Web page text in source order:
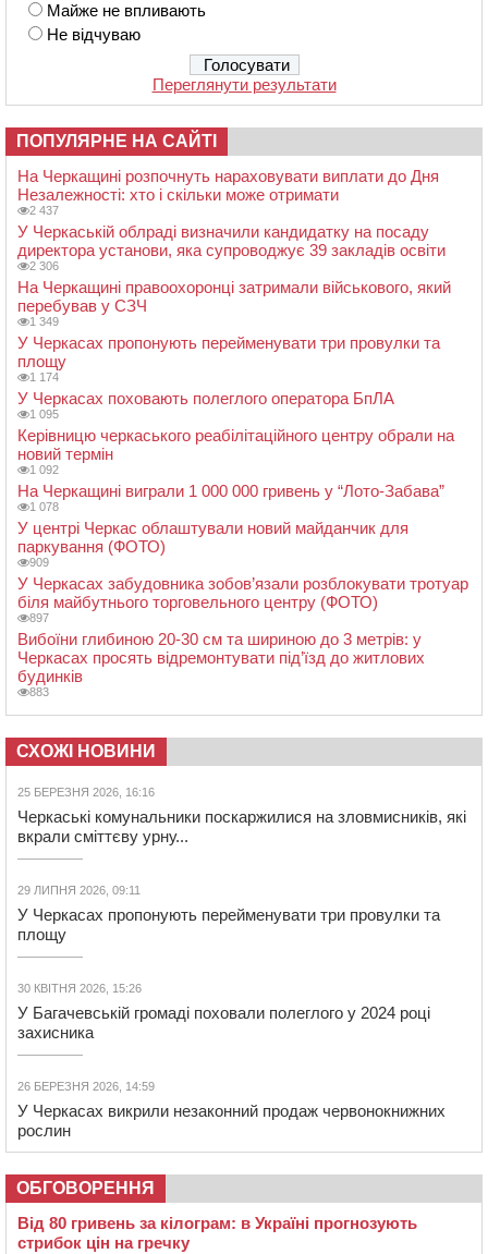
Майже не впливають
Не відчуваю
Переглянути результати
ПОПУЛЯРНЕ НА САЙТІ
На Черкащині розпочнуть нараховувати виплати до Дня
Незалежності: хто і скільки може отримати
2 437
У Черкаській облраді визначили кандидатку на посаду
директора установи, яка супроводжує 39 закладів освіти
2 306
На Черкащині правоохоронці затримали військового, який
перебував у СЗЧ
1 349
У Черкасах пропонують перейменувати три провулки та
площу
1 174
У Черкасах поховають полеглого оператора БпЛА
1 095
Керівницю черкаського реабілітаційного центру обрали на
новий термін
1 092
На Черкащині виграли 1 000 000 гривень у “Лото-Забава”
1 078
У центрі Черкас облаштували новий майданчик для
паркування (ФОТО)
909
У Черкасах забудовника зобов’язали розблокувати тротуар
біля майбутнього торговельного центру (ФОТО)
897
Вибоїни глибиною 20-30 см та шириною до 3 метрів: у
Черкасах просять відремонтувати під’їзд до житлових
будинків
883
СХОЖІ НОВИНИ
25 БЕРЕЗНЯ 2026, 16:16
Черкаські комунальники поскаржилися на зловмисників, які
вкрали сміттєву урну...
29 ЛИПНЯ 2026, 09:11
У Черкасах пропонують перейменувати три провулки та
площу
30 КВІТНЯ 2026, 15:26
У Багачевській громаді поховали полеглого у 2024 році
захисника
26 БЕРЕЗНЯ 2026, 14:59
У Черкасах викрили незаконний продаж червонокнижних
рослин
ОБГОВОРЕННЯ
Від 80 гривень за кілограм: в Україні прогнозують
стрибок цін на гречку